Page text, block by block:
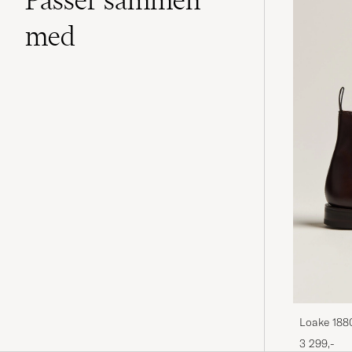
med
Loake
Leather
3 299,-